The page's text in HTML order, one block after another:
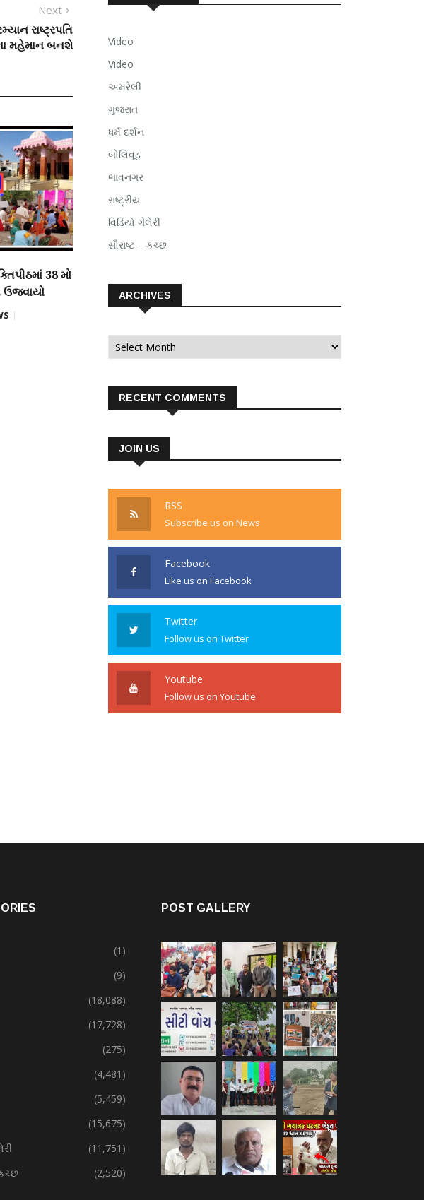
Next
post:
રાષ્ટ્રપતિ
મહેમાન બનશે
38 મો
ઉજવાયો
Video
Video
અમરેલી
ગુજરાત
ધર્મ દર્શન
બોલિવૂડ
ભાવનગર
રાષ્ટ્રીય
વિડિયો ગેલેરી
સૌરાષ્ટ – કચ્છ
ARCHIVES
Archives
RECENT COMMENTS
JOIN US
RSS
Subscribe us on News
Facebook
Like us on Facebook
Twitter
Follow us on Twitter
Youtube
Follow us on Youtube
(1)
(9)
(18,088)
(17,728)
(275)
(4,481)
(5,459)
(15,675)
(11,751)
(2,520)
POST GALLERY